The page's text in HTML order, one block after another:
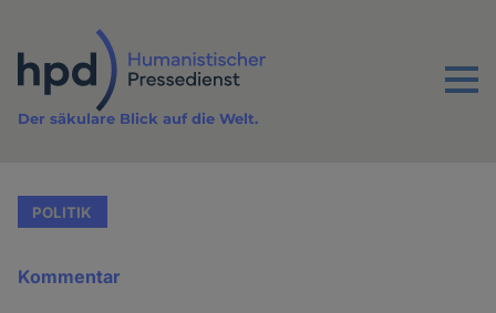
Inhalt
Menu
Der säkulare Blick auf die Welt.
POLITIK
Kommentar